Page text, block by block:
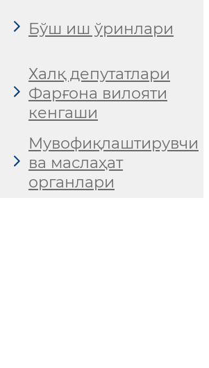
Бўш иш ўринлари
Халқ депутатлари
Фарғона вилояти
кенгаши
Мувофиқлаштирувчи
ва маслаҳат
органлари